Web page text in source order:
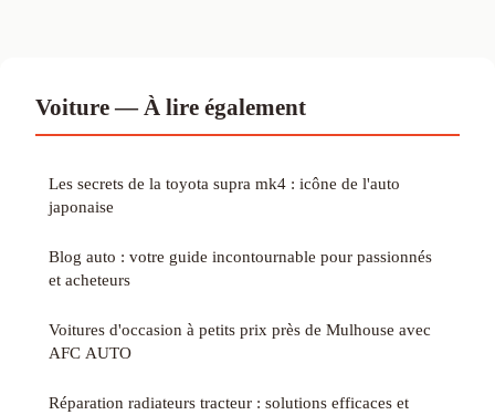
Voiture — À lire également
Les secrets de la toyota supra mk4 : icône de l'auto
japonaise
Blog auto : votre guide incontournable pour passionnés
et acheteurs
Voitures d'occasion à petits prix près de Mulhouse avec
AFC AUTO
Réparation radiateurs tracteur : solutions efficaces et